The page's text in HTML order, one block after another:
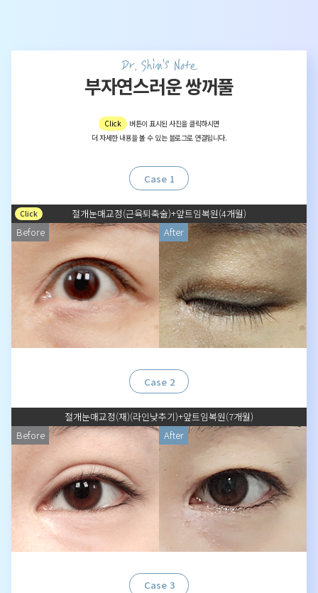
부자연스러운 쌍꺼풀
Click
버튼이 표시된 사진을 클릭하시면
더 자세한 내용을 볼 수 있는 블로그로 연결됩니다.
Case 1
절개눈매교정(근육퇴축술)+앞트임복원(4개월)
Click
Before After
Case 2
절개눈매교정(재)(라인낮추기)+앞트임복원(7개월)
Before
After
Case 3